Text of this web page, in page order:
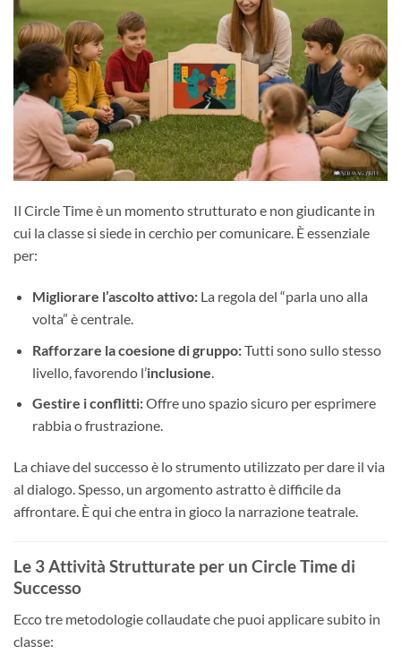
Il Circle Time è un momento strutturato e non giudicante in
cui la classe si siede in cerchio per comunicare. È essenziale
per:
Migliorare l’ascolto attivo:La regola del “parla uno alla
volta” è centrale.
Rafforzare la coesione di gruppo:Tutti sono sullo stesso
livello, favorendo l’inclusione.
Gestire i conflitti:Offre uno spazio sicuro per esprimere
rabbia o frustrazione.
La chiave del successo è lo strumento utilizzato per dare il via
al dialogo. Spesso, un argomento astratto è difficile da
affrontare. È qui che entra in gioco la narrazione teatrale.
Le 3 Attività Strutturate per un Circle Time di
Successo
Ecco tre metodologie collaudate che puoi applicare subito in
classe: